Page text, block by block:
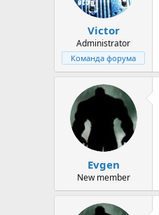
Victor
Administrator
Команда форума
Evgen
New member